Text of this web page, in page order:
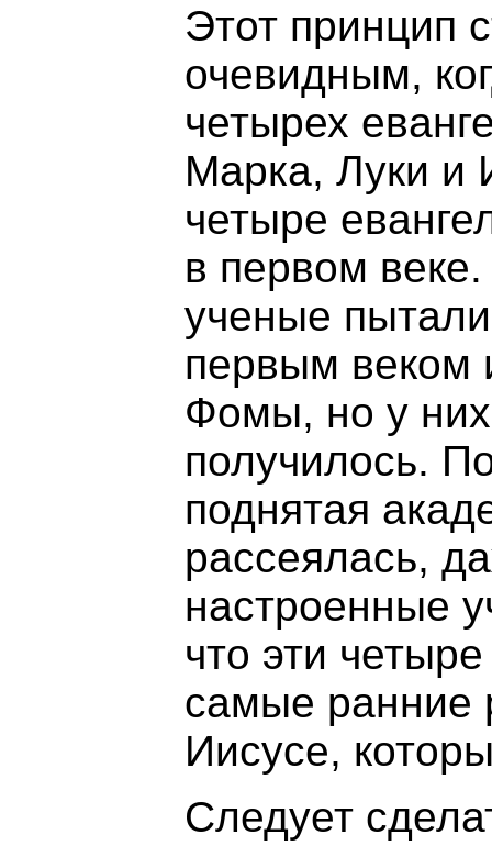
Этот принцип
очевидным,
четырех
Марка, Луки и
четыре
в первом
ученые
первым веком
Фомы, но у них
получилось.
поднятая
рассеялась,
настроенные
что эти
самые ранние
Иисусе,
Следует